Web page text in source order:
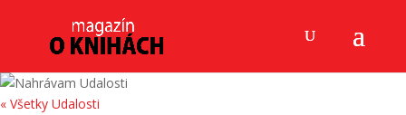
« Všetky Udalosti